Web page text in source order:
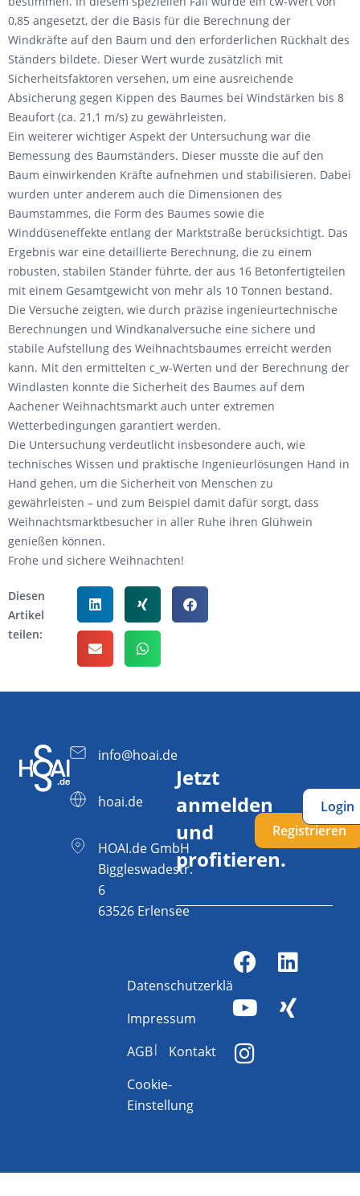
0,85 angesetzt, der die Basis für die Berechnung der
Windkräfte auf den Baum und den erforderlichen Rückhalt des
Ständers bildete. Dieser Wert wurde zusätzlich mit
Sicherheitsfaktoren versehen, um eine ausreichende
Absicherung gegen Kippen des Baumes bei Windstärken bis 8
Beaufort (ca. 21,1 m/s) zu gewährleisten.
Ein weiterer wichtiger Aspekt der Untersuchung war die
Bemessung des Baumständers. Dieser musste die auf den
Baum einwirkenden Kräfte aufnehmen und stabilisieren. Dabei
wurden unter anderem auch die Dimensionen des
Baumstammes, die Form des Baumes sowie die
Winddüseneffekte entlang der Marktstraße berücksichtigt. Das
Ergebnis war eine detaillierte Berechnung, die zu einem
robusten, stabilen Ständer führte, der aus 16 Betonfertigteilen
mit einem Gesamtgewicht von mehr als 10 Tonnen bestand.
Die Versuche zeigten, wie durch präzise ingenieurtechnische
Berechnungen und Windkanalversuche eine sichere und
stabile Aufstellung des Weihnachtsbaumes erreicht werden
kann. Mit den ermittelten c_w-Werten und der Berechnung der
Windlasten konnte die Sicherheit des Baumes auf dem
Aachener Weihnachtsmarkt auch unter extremen
Wetterbedingungen garantiert werden.
Die Untersuchung verdeutlicht insbesondere auch, wie
technisches Wissen und praktische Ingenieurlösungen Hand in
Hand gehen, um die Sicherheit von Menschen zu
gewährleisten – und zum Beispiel damit dafür sorgt, dass
Weihnachtsmarktbesucher in aller Ruhe ihren Glühwein
genießen können.
Frohe und sichere Weihnachten!
Diesen
Artikel
teilen:
info@hoai.de
hoai.de
HOAI.de GmbH
Biggleswadestr.
6
63526 Erlensee
Jetzt
anmelden
und
profitieren.
Registrieren
Login
Datenschutzerklärung
Impressum
AGB
Kontakt
Cookie-
Einstellung